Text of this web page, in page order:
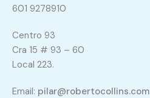
601 9278910
Centro 93
Cra 15 # 93 – 60
Local 223.
Email: pilar@robertocollins.com